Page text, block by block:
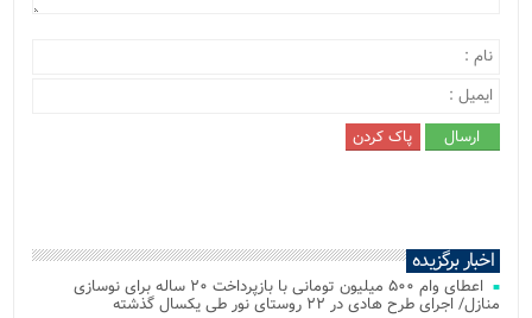
اخبار برگزیده
اعطای وام ۵۰۰ میلیون تومانی با بازپرداخت ۲۰ ساله برای نوسازی
منازل/ اجرای طرح هادی در ۲۲ روستای نور طی یکسال گذشته